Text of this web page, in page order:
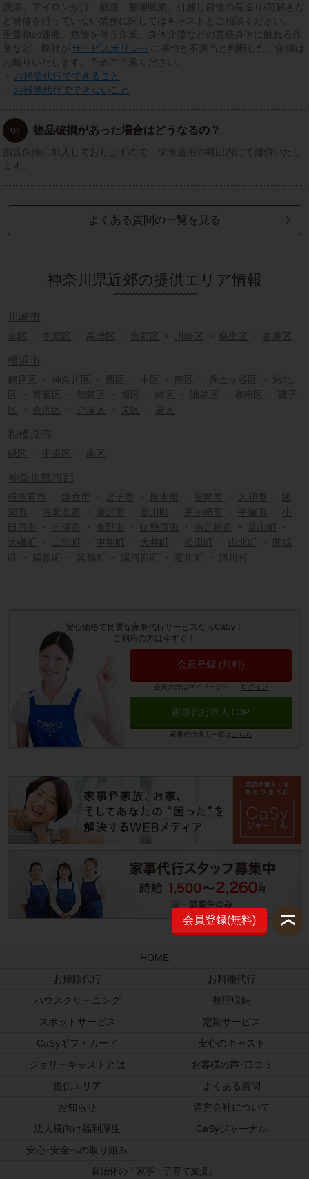
洗濯、アイロンがけ、裁縫、整理収納、引越し前後の荷造り/荷解きな
ど研修を行っていない業務に関してはキャストとご相談ください。
重量物の運搬、危険を伴う作業、身体介護などの直接身体に触れる作
業など、弊社が サービスポリシー に基づき不適当と判断したご依頼は
お断りいたします。予めご了承ください。
・
お掃除代行でできること
・
お掃除代行でできないこと
Q3 物品破損があった場合はどうなるの？
損害保険に加入しておりますので、保険適用の範囲内にて補償いたし
ます。
よくある質問の一覧を見る
神奈川県近郊の提供エリア情報
川崎市
幸区 ・ 中原区 ・ 高津区 ・ 宮前区 ・ 川崎区 ・ 麻生区 ・ 多摩区
横浜市
鶴見区 ・ 神奈川区 ・ 西区 ・ 中区 ・ 南区 ・ 保土ヶ谷区 ・ 港北
区
・ 青葉区 ・ 都筑区 ・ 旭区 ・ 緑区 ・ 瀬谷区 ・ 港南区 ・ 磯子
区
・ 金沢区 ・ 戸塚区 ・ 栄区 ・ 泉区
相模原市
緑区 ・ 中央区 ・ 南区
神奈川県市部
横須賀市 ・ 鎌倉市 ・ 逗子市 ・ 厚木市 ・ 座間市 ・ 大和市 ・ 綾
瀬市
・ 海老名市 ・ 藤沢市 ・ 寒川町 ・ 茅ヶ崎市 ・ 平塚市 ・ 小
田原市
・ 三浦市 ・ 秦野市 ・ 伊勢原市 ・ 南足柄市 ・ 葉山町 ・
大磯町 ・ 二宮町 ・ 中井町 ・ 大井町 ・ 松田町 ・ 山北町 ・
開成
町 ・ 箱根町 ・ 真鶴町 ・ 湯河原町 ・ 愛川町 ・ 清川村
安心価格で良質な家事代行サービスならCaSy！
ご利用の方は今すぐ！
会員登録 (無料)
会員の方はマイページへ → ログイン
家事代行求人TOP
家事代行求人一覧は こちら
会員登録(無料)
HOME
お掃除代行
お料理代行
ハウスクリーニング
整理収納
スポットサービス
定期サービス
CaSyギフトカード
安心のキャスト
ジョリーキャストとは
お客様の声･口コミ
提供エリア
よくある質問
お知らせ
運営会社について
法人様向け福利厚生
CaSyジャーナル
安心･安全への取り組み
自治体の「家事・子育て支援」